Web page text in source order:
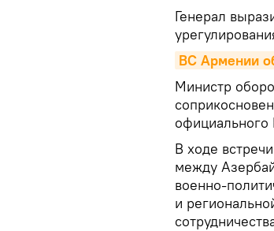
Генерал
ВС Армении
Министр
официального
В ходе
между
военно-
и